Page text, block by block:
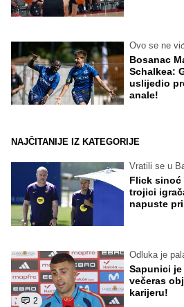
Ovo se ne
Bosanac
Schalkea:
uslijedio
anale!
NAJČITANIJE IZ KATEGORIJE
Vratili se u
Flick sinoć
trojici
napuste
2
Odluka je
Sapunici
večeras
karijeru!